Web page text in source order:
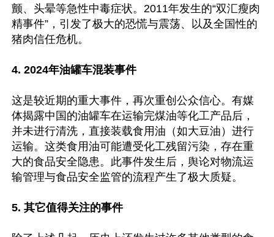
颤、头晕等急性中毒症状。2011年发生的“双汇瘦肉
精事件”，引发了极大的恐慌与震荡、以及全国性的
猪肉信任危机。
4. 2024年油罐车混装事件
这是较近期的重大事件，再次重创公众信心。有媒
体揭露中国的油罐车在运输完煤油等化工产品后，
并未进行清洗，直接装载食用油（如大豆油）进行
运输。这类食用油可能遭受化工残留污染，存在重
大的食品安全隐患。此事件发生后，舆论对物流运
输管理与食品安全监管的流程产生了极大质疑。
5. 其它值得关注的事件